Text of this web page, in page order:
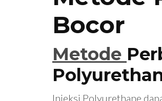
Bocor
Metode
Injeksi Polyurethane